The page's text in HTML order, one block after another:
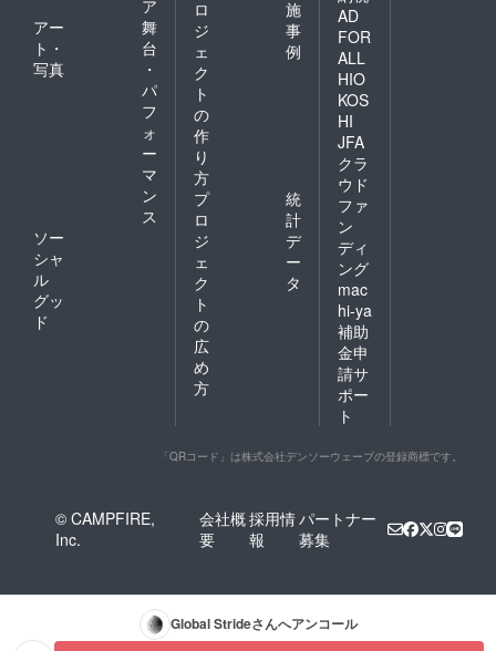
ア
アー
ト・
写真
舞
台
・
パ
フ
ォ
ー
マ
ン
ス
ソー
シャ
ル
グッ
ド
ロ
ジ
ェ
ク
ト
の
作
り
方
施
事
例
プ
ロ
ジ
ェ
ク
ト
の
広
め
方
統
計
デ
ー
タ
AD
FOR
ALL
HIO
KOS
HI
JFA
クラ
ウド
ファ
ン
ディ
ング
mac
hi-ya
補助
金申
請サ
ポー
ト
「QRコード」は株式会社デンソーウェーブの登録商標です。
© CAMPFIRE,
Inc.
会社概
要
採用情
報
パートナー
募集
Global Strideさんへアンコール